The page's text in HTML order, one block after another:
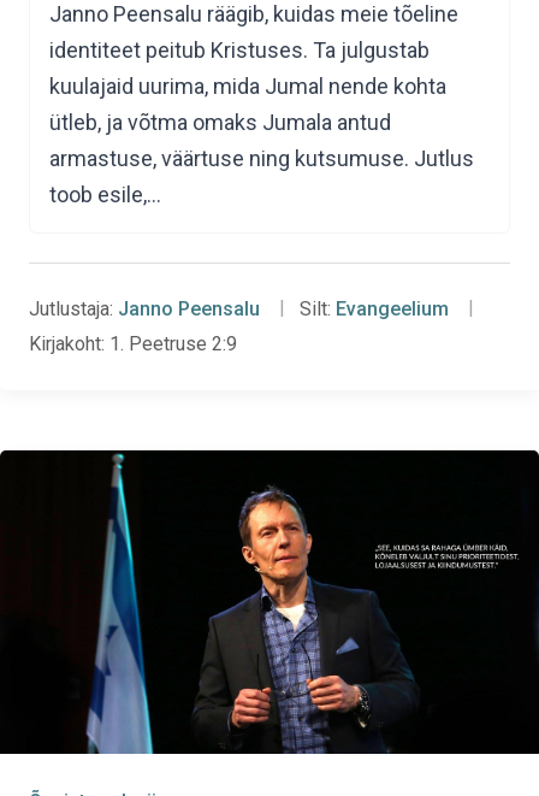
Janno Peensalu räägib, kuidas meie tõeline
identiteet peitub Kristuses. Ta julgustab
kuulajaid uurima, mida Jumal nende kohta
ütleb, ja võtma omaks Jumala antud
armastuse, väärtuse ning kutsumuse. Jutlus
toob esile,…
Jutlustaja: Janno Peensalu Silt: Evangeelium
Kirjakoht: 1. Peetruse 2:9